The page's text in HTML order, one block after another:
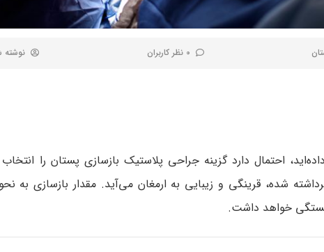
0 نظر کاربران
احتمال دارد گزینه جراحی پلاستیک بازسازی پستان را
شده، قرینگی و زیبایی به ارمغان می‌آید. مقدار بازسازی به
خواهد داشت.